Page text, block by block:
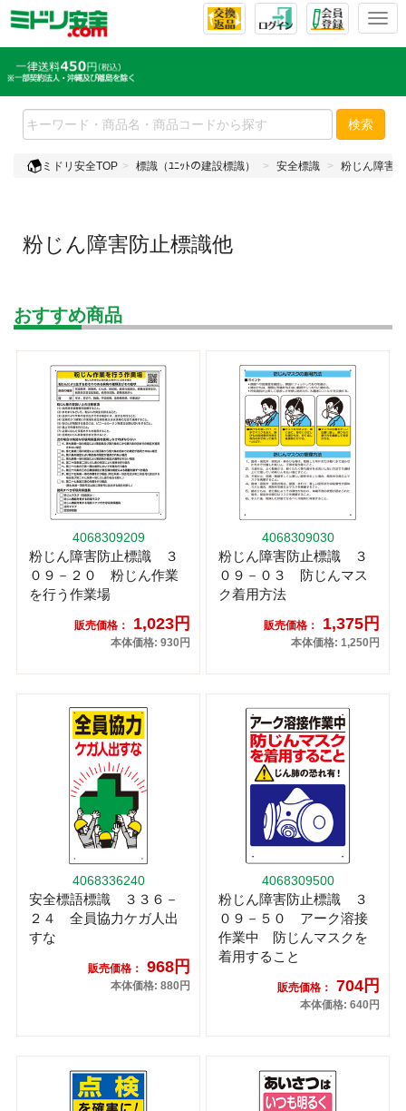
T
l
e
n
v
検索
ミドリ安全TOP 標識（ﾕﾆｯﾄの建設標識） 安全標識 粉じん障害
粉じん障害防止標識他
おすすめ商品
4068309209
粉じん障害防止標識 ３
０９－２０ 粉じん作業
を行う作業場
販売価格： 1,023円
本体価格: 930円
4068309030
粉じん障害防止標識 ３
０９－０３ 防じんマス
ク着用方法
販売価格： 1,375円
本体価格: 1,250円
4068336240
安全標語標識 ３３６－
２４ 全員協力ケガ人出
すな
販売価格： 968円
本体価格: 880円
4068309500
粉じん障害防止標識 ３
０９－５０ アーク溶接
作業中 防じんマスクを
着用すること
販売価格： 704円
本体価格: 640円